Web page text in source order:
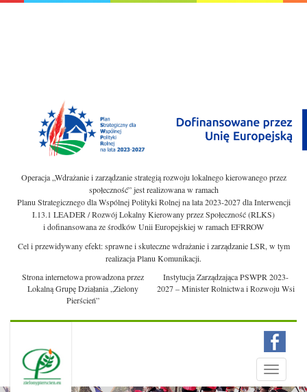
Operacja „Wdrażanie i zarządzanie strategią rozwoju lokalnego kierowanego przez
społeczność” jest realizowana w ramach
Planu Strategicznego dla Wspólnej Polityki Rolnej na lata 2023-2027 dla Interwencji
I.13.1 LEADER / Rozwój Lokalny Kierowany przez Społeczność (RLKS)
i dofinansowana ze środków Unii Europejskiej w ramach EFRROW
Cel i przewidywany efekt: sprawne i skuteczne wdrażanie i zarządzanie LSR, w tym
realizacja Planu Komunikacji.
Strona internetowa prowadzona przez
Lokalną Grupę Działania „Zielony
Pierścień”
Instytucja Zarządzająca PSWPR 2023-
2027 – Minister Rolnictwa i Rozwoju Wsi
Toggle
Menu